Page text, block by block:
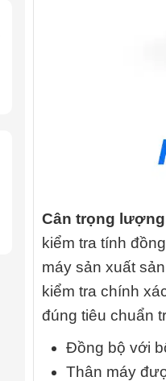
Cân trọng lượng
kiểm tra tính
máy sản xuất
kiểm tra chính
đúng tiêu chuẩn
Đồng bộ với
Thân máy